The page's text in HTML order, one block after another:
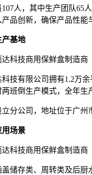
人，其中生产团队65
品创新，确保产品性能
产基地
技有限公司拥有1.2万
两班倒生产模式，全年生
分公司，地址位于广州
用场景
储存类、周转类及后厨